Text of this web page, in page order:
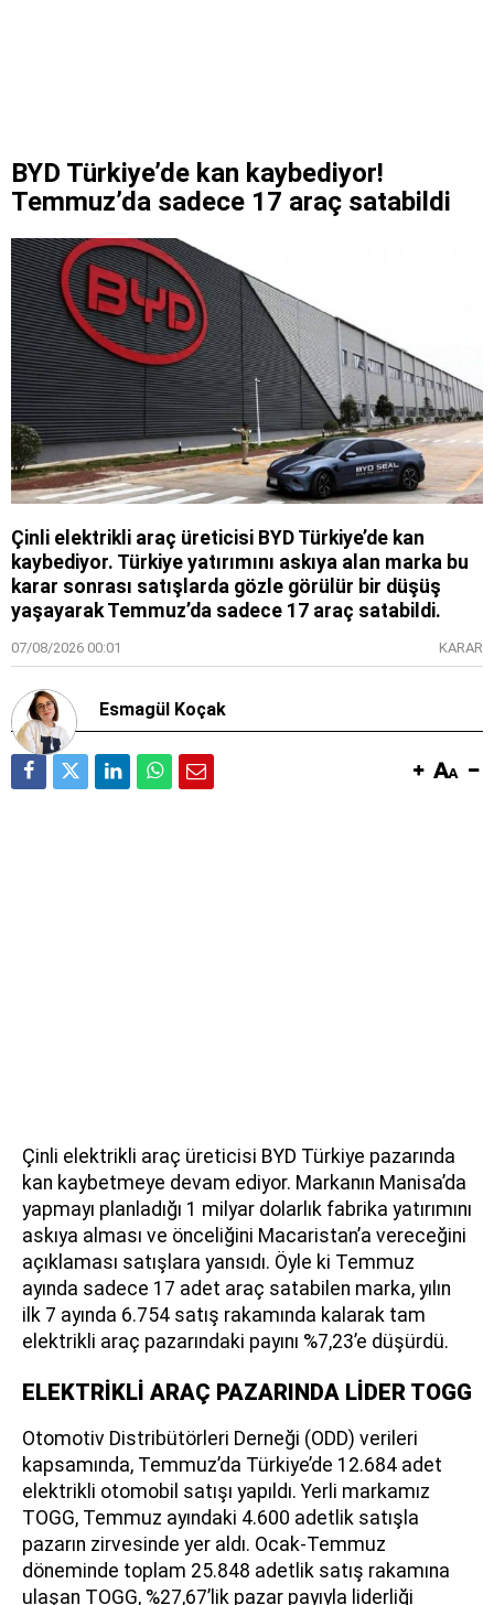
BYD Türkiye’de kan kaybediyor!
Temmuz’da sadece 17 araç satabildi
Çinli elektrikli araç üreticisi BYD Türkiye’de kan
kaybediyor. Türkiye yatırımını askıya alan marka bu
karar sonrası satışlarda gözle görülür bir düşüş
yaşayarak Temmuz’da sadece 17 araç satabildi.
07/08/2026 00:01 KARAR
Esmagül Koçak
Çinli elektrikli araç üreticisi BYD Türkiye pazarında
kan kaybetmeye devam ediyor. Markanın Manisa’da
yapmayı planladığı 1 milyar dolarlık fabrika yatırımını
askıya alması ve önceliğini Macaristan’a vereceğini
açıklaması satışlara yansıdı. Öyle ki Temmuz
ayında sadece 17 adet araç satabilen marka, yılın
ilk 7 ayında 6.754 satış rakamında kalarak tam
elektrikli araç pazarındaki payını %7,23’e düşürdü.
ELEKTRİKLİ ARAÇ PAZARINDA LİDER TOGG
Otomotiv Distribütörleri Derneği (ODD) verileri
kapsamında, Temmuz’da Türkiye’de 12.684 adet
elektrikli otomobil satışı yapıldı. Yerli markamız
TOGG, Temmuz ayındaki 4.600 adetlik satışla
pazarın zirvesinde yer aldı. Ocak-Temmuz
döneminde toplam 25.848 adetlik satış rakamına
ulaşan TOGG, %27,67’lik pazar payıyla liderliği